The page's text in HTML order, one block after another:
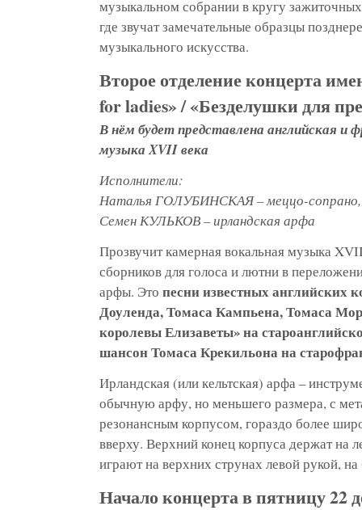
музыкальном собрании в кругу
где звучат замечательные образцы
музыкального искусства.
Второе отделение концерта
for ladies» / «Безделушки для
В нём будет представлена английская и
музыка XVII века
Исполнители:
Наталья ГОЛУБИНСКАЯ – меццо-сопрано,
Семен КУЛЬКОВ – ирландская арфа
Прозвучит камерная вокальная музыка
сборников для голоса и лютни в
арфы. Это песни известных английских
Доуленда, Томаса Кампьена, Томаса
королевы Елизаветы» на
шансон Томаса Крекильона на
Ирландская (или кельтская) арфа –
обычную арфу, но меньшего размера, с
резонансным корпусом, гораздо более
вверху. Верхний конец корпуса держат на
играют на верхних струнах левой рукой,
Начало концерта в пятницу 22